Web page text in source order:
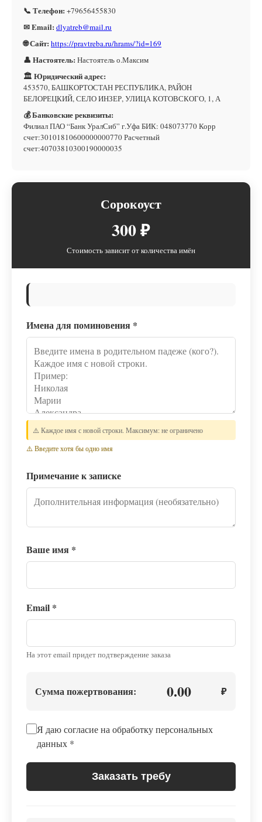
📞 Телефон: +79656455830
✉ Email: dlyatreb@mail.ru
🌐 Сайт: https://pravtreba.ru/hrams/?id=169
👤 Настоятель: Настоятель о.Максим
🏛 Юридический адрес:
453570, БАШКОРТОСТАН РЕСПУБЛИКА, РАЙОН
БЕЛОРЕЦКИЙ, СЕЛО ИНЗЕР, УЛИЦА КОТОВСКОГО, 1, А
💰 Банковские реквизиты:
Филиал ПАО “Банк УралСиб” г.Уфа БИК: 048073770 Корр
счет:30101810600000000770 Расчетный
счет:40703810300190000035
Сорокоуст
300 ₽
Стоимость зависит от количества имён
Имена для поминовения *
⚠️ Каждое имя с новой строки. Максимум: не ограничено
⚠️ Введите хотя бы одно имя
Примечание к записке
Ваше имя *
Email *
На этот email придет подтверждение заказа
Сумма пожертвования: 0.00 ₽
Я даю согласие на обработку персональных
данных *
Заказать требу